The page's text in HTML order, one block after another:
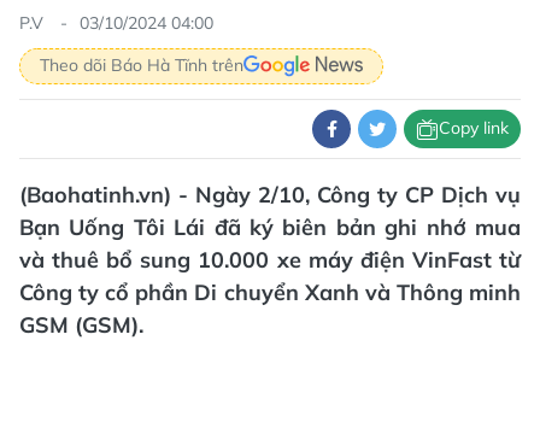
P.V
03/10/2024 04:00
Theo dõi Báo Hà Tĩnh trên
Copy link
(Baohatinh.vn) - Ngày 2/10, Công ty CP Dịch vụ
Bạn Uống Tôi Lái đã ký biên bản ghi nhớ mua
và thuê bổ sung 10.000 xe máy điện VinFast từ
Công ty cổ phần Di chuyển Xanh và Thông minh
GSM (GSM).